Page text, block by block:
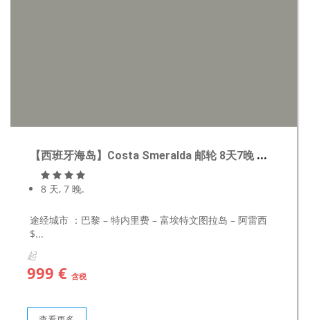
【西班牙海岛】Costa Smeralda 邮轮 8天7晚 【含往返机票】
8 天, 7 晚.
途经城市 ：巴黎 – 特内里费 – 富埃特文图拉岛 – 阿雷西
$...
起
999 € 含税